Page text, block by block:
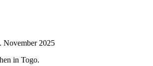
November 2025
in Togo.